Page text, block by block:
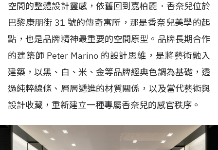
空間的整體設計靈感，依舊回到嘉柏麗．香奈兒位於
巴黎康朋街 31 號的傳奇寓所，那是香奈兒美學的起
點，也是品牌精神最重要的空間原型。品牌長期合作
的建築師 Peter Marino 的設計思維，是將藝術融入
建築，以黑、白、米、金等品牌經典色調為基礎，透
過純粹線條、層層遞進的材質關係，以及當代藝術與
設計收藏，重新建立一種專屬香奈兒的感官秩序。